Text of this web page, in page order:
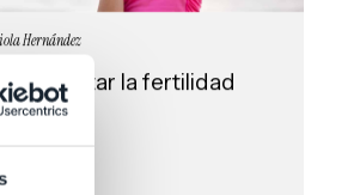
Hernández
aumentar la fertilidad